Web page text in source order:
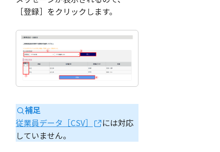
［登録］をクリックします。
補足
従業員データ［CSV］
には対応
していません。